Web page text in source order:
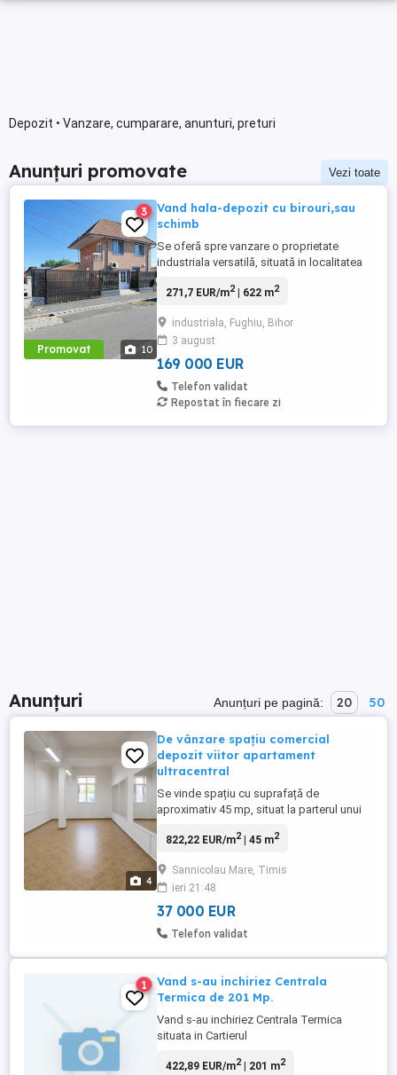
Depozit • Vanzare, cumparare, anunturi, preturi
Anunțuri promovate Vezi toate
Promovat 10
3
Vand hala-depozit cu birouri,sau
schimb
Se oferă spre vanzare o proprietate
industriala versatilă, situată in localitatea
Oradea spre Cluj pe DN1,sau schimb cu
cabinete medicale. Proprietatea este
compusă din clădire
administrativă(birouri),clădire
271,7 EUR/m2| 622 m2
industriala, Fughiu, Bihor
3 august
169 000 EUR
Telefon validat
Repostat în fiecare zi
Anunțuri Anunțuri pe pagină: 20 50
4
De vânzare spațiu comercial
depozit viitor apartament
ultracentral
Se vinde spațiu cu suprafață de
aproximativ 45 mp, situat la parterul unui
de acces: din casa scării blocului și din
Spațiul este în prezent încadrat ca depozit
și este format din două încăperi, fiind
potrivit pentru ...
822,22 EUR/m2| 45 m2
Sannicolau Mare, Timis
ieri 21:48
37 000 EUR
Telefon validat
1
Vand s-au inchiriez Centrala
Termica de 201 Mp.
Vand s-au inchiriez Centrala Termica
situata in Cartierul
suprafata de 201 Mp,si cu teren aferent
422,89 EUR/m2| 201 m2